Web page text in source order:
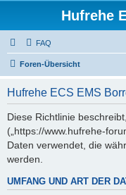
Hufrehe
FAQ
Foren-Übersicht
Hufrehe ECS EMS
Diese Richtlinie
(„https://www.hufrehe-
Daten verwendet, die
werden.
UMFANG UND ART DER